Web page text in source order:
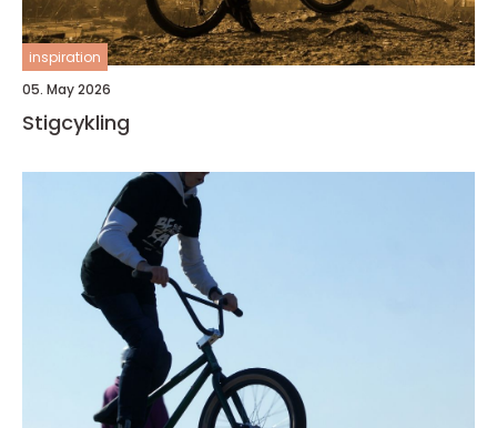
inspiration
05. May 2026
Stigcykling